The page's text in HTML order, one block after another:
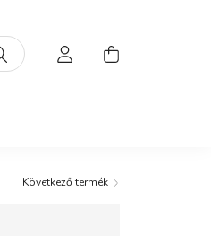
Következő termék